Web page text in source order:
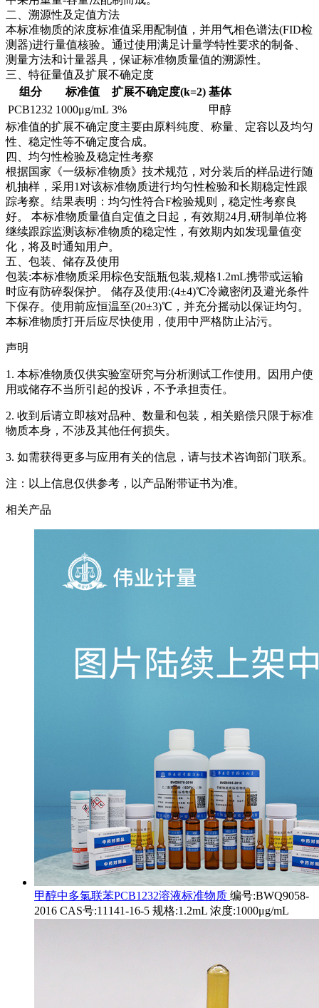
二、溯源性及定值方法
本标准物质的浓度标准值采用配制值，并用气相色谱法(FID检
测器)进行量值核验。通过使用满足计量学特性要求的制备、
测量方法和计量器具，保证标准物质量值的溯源性。
三、特征量值及扩展不确定度
组分
标准值 扩展不确定度(k=2) 基体
PCB1232 1000μg/mL 3%
甲醇
标准值的扩展不确定度主要由原料纯度、称量、定容以及均匀
性、稳定性等不确定度合成。
四、均匀性检验及稳定性考察
根据国家《一级标准物质》技术规范，对分装后的样品进行随
机抽样，采用1对该标准物质进行均匀性检验和长期稳定性跟
踪考察。结果表明：均匀性符合F检验规则，稳定性考察良
好。 本标准物质量值自定值之日起，有效期24月,研制单位将
继续跟踪监测该标准物质的稳定性，有效期内如发现量值变
化，将及时通知用户。
五、包装、储存及使用
包装:本标准物质采用棕色安瓿瓶包装,规格1.2mL携带或运输
时应有防碎裂保护。 储存及使用:(4±4)℃冷藏密闭及避光条件
下保存。使用前应恒温至(20±3)℃，并充分摇动以保证均匀。
本标准物质打开后应尽快使用，使用中严格防止沾污。
声明
1. 本标准物质仅供实验室研究与分析测试工作使用。因用户使
用或储存不当所引起的投诉，不予承担责任。
2. 收到后请立即核对品种、数量和包装，相关赔偿只限于标准
物质本身，不涉及其他任何损失。
3. 如需获得更多与应用有关的信息，请与技术咨询部门联系。
注：以上信息仅供参考，以产品附带证书为准。
相关产品
甲醇中多氯联苯PCB1232溶液标准物质 编号:BWQ9058-
2016 CAS号:11141-16-5 规格:1.2mL 浓度:1000μg/mL